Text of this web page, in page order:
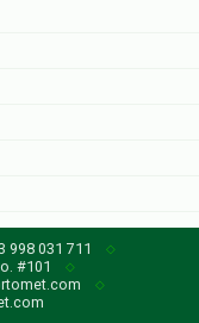
998 031 711 ◇
#101 ◇
◇